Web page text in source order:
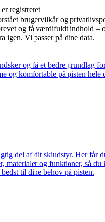
registreret
brugervilkår og
og få værdifuldt indhold –
igen. Vi passer på dine data.
og få et bedre grundlag
og komfortable på pisten hele
del af dit skiudstyr. Her får
materialer og funktioner, så du
bedst til dine behov på pisten.